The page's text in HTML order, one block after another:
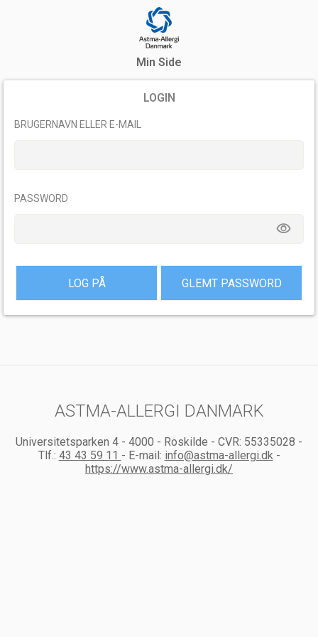
Min Side
LOGIN
BRUGERNAVN ELLER E-MAIL
PASSWORD
remove_red_eye
ASTMA-ALLERGI DANMARK
Universitetsparken 4 - 4000 - Roskilde - CVR: 55335028 -
Tlf.: 43 43 59 11 - E-mail: info@astma-allergi.dk-
https://www.astma-allergi.dk/